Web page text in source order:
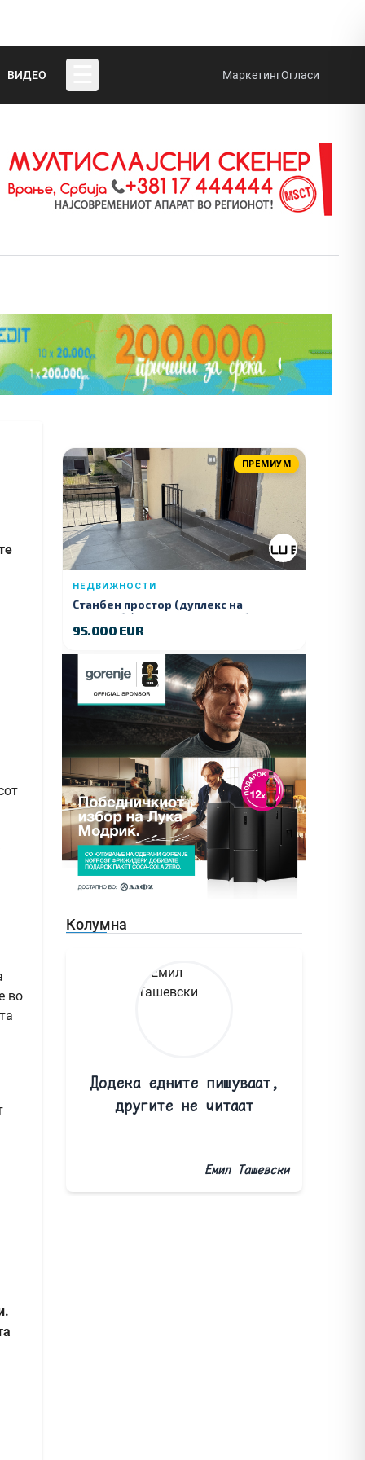
ВИДЕО МаркетингОгласи
во
ПРЕМИУМ
НЕДВИЖНОСТИ
Станбен простор (дуплекс на
продажба) – Ул. Стојан Арсов бр. 1,
Куманово
95.000 EUR
Колумна
Додека едните пишуваат,
другите не читаат
Емил Ташевски